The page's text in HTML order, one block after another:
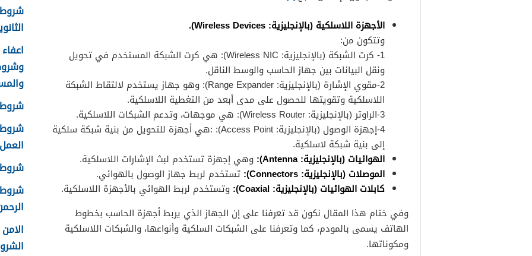
الأجهزة اللاسلكية (بالإنجليزية: Wireless Devices).
وتتكون من:
1- كرت الشبكة (بالإنجليزية: Wireless NIC): هي كرت الشبكة المستخدم في تحويل
ونقل البيانات بين جهاز الحاسب والوسط الناقل.
2-مقوي الإشارة (بالإنجليزية: Range Expander): وهو جهاز يستخدم لالتقاط الشبكة
اللاسلكية وتقويتها للحصول على مدى أبعد من التغطية اللاسلكية.
3-الراوتر (بالإنجليزية: Wireless Router): هي موجهات، وتدعم الشبكات اللاسلكية.
4-إجهزة الوصول (بالإنجليزية: Access Point): :هي أجهزة للتحويل من بنية شبكة سلكية
إلى بنية شبكة لاسلكية.
الهوائيات (بالإنجليزية: Antenna):
وهي إجهزة تستخدم لبث الإشارات اللاسلكية.
الموصلات (بالإنجليزية: Connectors):
تستخدم لربط جهاز الوصول بالهوائي.
كابلات الهوائيات (بالإنجليزية: Coaxial):
وتستخدم لربط الهوائي بالأجهزة اللاسلكية.
وفي ختام هذا المقال نكون قد تعرفنا على إن الجهاز الذي يربط أجهزة الحاسب بخطوط
الهاتف يسمى بالمودم، كما وتعرفنا على الشبكات السلكية وأنواعها، والشبكات اللاسلكية
ومكوناتها.
شروط
شروط
العمل
شروط
شروط